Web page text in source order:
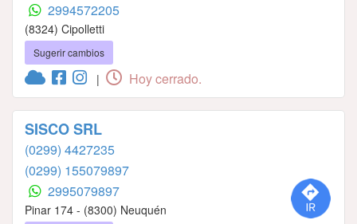
2994572205
(8324) Cipolletti
Sugerir cambios
| Hoy cerrado.
SISCO SRL
(0299) 4427235
(0299) 155079897
2995079897
Pinar 174 - (8300) Neuquén